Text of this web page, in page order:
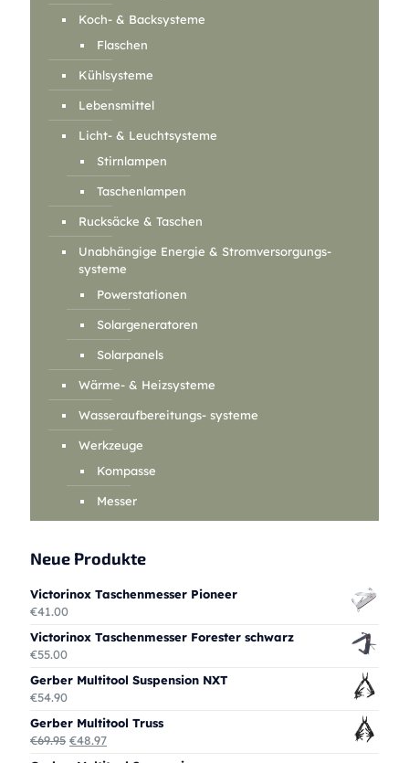
Koch- & Backsysteme
Flaschen
Kühlsysteme
Lebensmittel
Licht- & Leuchtsysteme
Stirnlampen
Taschenlampen
Rucksäcke & Taschen
Unabhängige Energie & Stromversorgungs-
systeme
Powerstationen
Solargeneratoren
Solarpanels
Wärme- & Heizsysteme
Wasseraufbereitungs- systeme
Werkzeuge
Kompasse
Messer
Neue Produkte
Victorinox Taschenmesser Pioneer
€41.00
Victorinox Taschenmesser Forester schwarz
€55.00
Gerber Multitool Suspension NXT
€54.90
Gerber Multitool Truss
€69.95 Ursprünglicher
€48.97Aktueller